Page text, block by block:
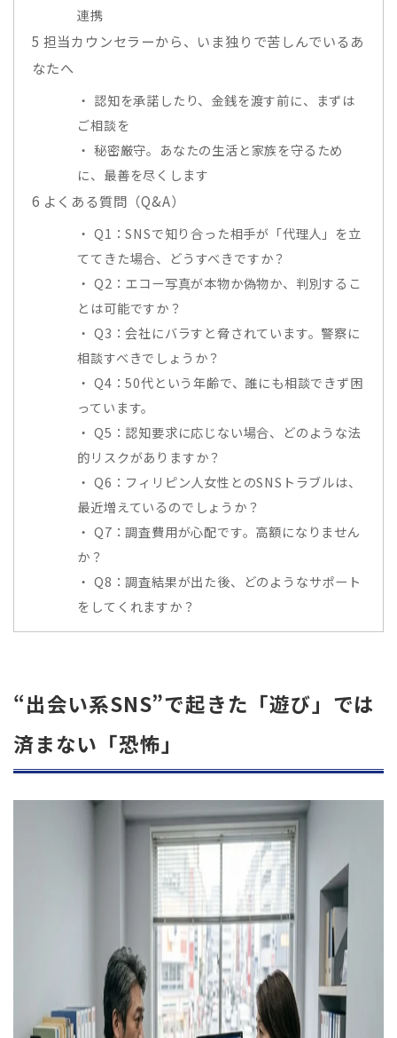
連携
5 担当カウンセラーから、いま独りで苦しんでいるあ
なたへ
認知を承諾したり、金銭を渡す前に、まずは
ご相談を
秘密厳守。あなたの生活と家族を守るため
に、最善を尽くします
6 よくある質問（Q&A）
Q1：SNSで知り合った相手が「代理人」を立
ててきた場合、どうすべきですか？
Q2：エコー写真が本物か偽物か、判別するこ
とは可能ですか？
Q3：会社にバラすと脅されています。警察に
相談すべきでしょうか？
Q4：50代という年齢で、誰にも相談できず困
っています。
Q5：認知要求に応じない場合、どのような法
的リスクがありますか？
Q6：フィリピン人女性とのSNSトラブルは、
最近増えているのでしょうか？
Q7：調査費用が心配です。高額になりません
か？
Q8：調査結果が出た後、どのようなサポート
をしてくれますか？
“出会い系SNS”で起きた「遊び」では
済まない「恐怖」